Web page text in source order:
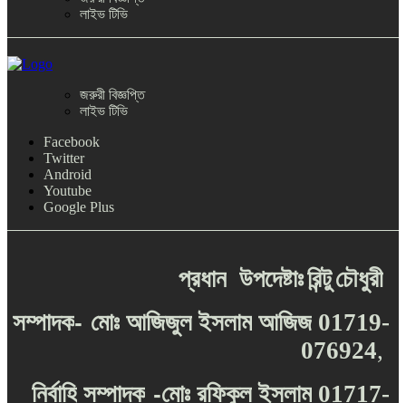
লাইভ টিভি
জরুরী বিজ্ঞপ্তি
লাইভ টিভি
Facebook
Twitter
Android
Youtube
Google Plus
প্রধান উপদেষ্টাঃরিন্টুচৌধুরী
সম্পাদক- মোঃ আজিজুল ইসলাম আজিজ 01719-
076924,
নির্বাহি সম্পাদক -মোঃ রফিকুল ইসলাম 01717-